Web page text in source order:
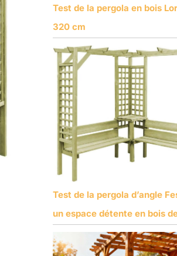
Test de la pergola en bois
320 cm
Test de la pergola d’angle
un espace détente en bois